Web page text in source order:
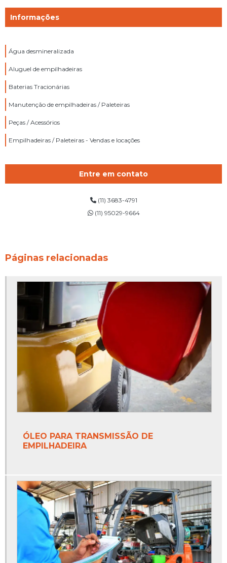
Informações
Água desmineralizada
Aluguel de empilhadeiras
Baterias Tracionárias
Manutenção de empilhadeiras / Paleteiras
Peças / Acessórios
Empilhadeiras / Paleteiras - Vendas e locações
Entre em contato
(11) 3683-4791
(11) 95029-9664
Páginas relacionadas
ÓLEO PARA TRANSMISSÃO DE
EMPILHADEIRA